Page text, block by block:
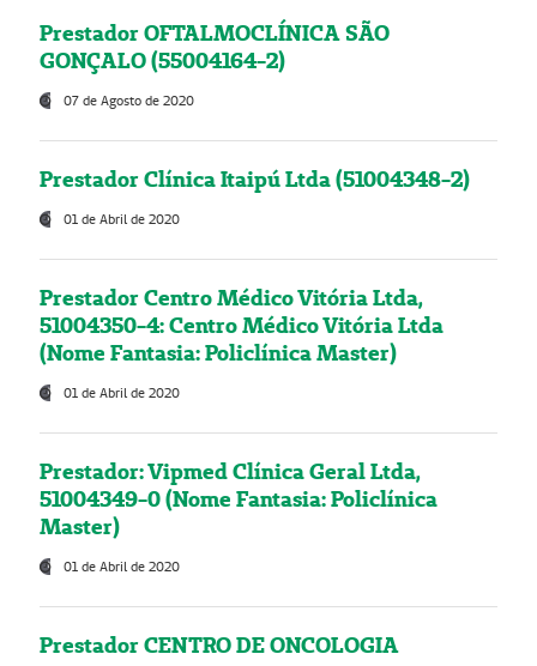
Prestador OFTALMOCLÍNICA SÃO
GONÇALO (55004164-2)
07 de Agosto de 2020
Prestador Clínica Itaipú Ltda (51004348-2)
01 de Abril de 2020
Prestador Centro Médico Vitória Ltda,
51004350-4: Centro Médico Vitória Ltda
(Nome Fantasia: Policlínica Master)
01 de Abril de 2020
Prestador: Vipmed Clínica Geral Ltda,
51004349-0 (Nome Fantasia: Policlínica
Master)
01 de Abril de 2020
Prestador CENTRO DE ONCOLOGIA